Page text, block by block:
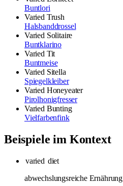
Buntlori
Varied Trush
Halsbanddrossel
Varied Solitaire
Buntklarino
Varied Tit
Buntmeise
Varied Sitella
Spiegelkleiber
Varied Honeyeater
Pirolhonigfresser
Varied Bunting
Vielfarbenfink
Beispiele im Kontext
varied diet
abwechslungsreiche Ernährung